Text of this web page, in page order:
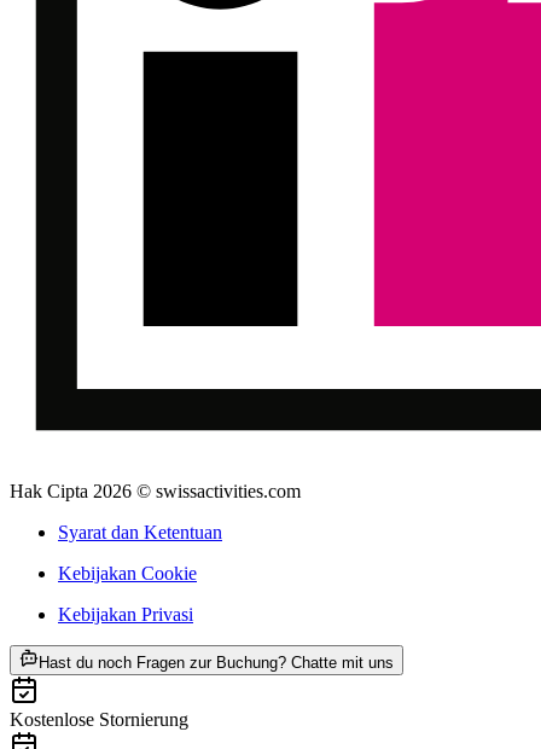
Hak Cipta 2026 © swissactivities.com
Syarat dan Ketentuan
Kebijakan Cookie
Kebijakan Privasi
Hast du noch Fragen zur Buchung? Chatte mit uns
Kostenlose Stornierung